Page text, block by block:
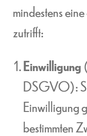
mindestens
zutrifft:
Einwilligung
DSGVO):
Einwilligung
bestimmten